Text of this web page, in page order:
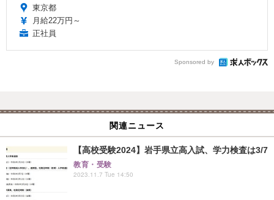
東京都
月給22万円～
正社員
Sponsored by
関連ニュース
【高校受験2024】岩手県立高入試、学力検査は3/7
教育・受験
2023.11.7 Tue 14:50